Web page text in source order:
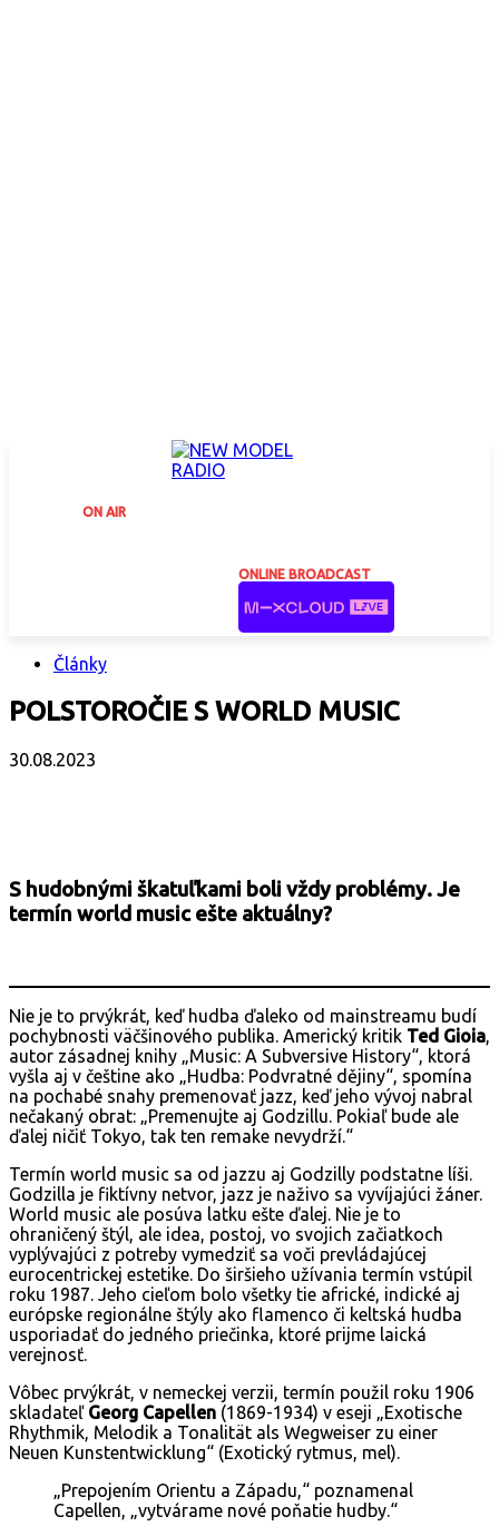
ON AIR
ONLINE BROADCAST
Články
POLSTOROČIE S WORLD MUSIC
30.08.2023
S hudobnými škatuľkami boli vždy problémy. Je
termín world music ešte aktuálny?
Nie je to prvýkrát, keď hudba ďaleko od mainstreamu budí
pochybnosti väčšinového publika. Americký kritik Ted Gioia,
autor zásadnej knihy „Music: A Subversive History“, ktorá
vyšla aj v češtine ako „Hudba: Podvratné dějiny“, spomína
na pochabé snahy premenovať jazz, keď jeho vývoj nabral
nečakaný obrat: „Premenujte aj Godzillu. Pokiaľ bude ale
ďalej ničiť Tokyo, tak ten remake nevydrží.“
Termín world music sa od jazzu aj Godzilly podstatne líši.
Godzilla je fiktívny netvor, jazz je naživo sa vyvíjajúci žáner.
World music ale posúva latku ešte ďalej. Nie je to
ohraničený štýl, ale idea, postoj, vo svojich začiatkoch
vyplývajúci z potreby vymedziť sa voči prevládajúcej
eurocentrickej estetike. Do širšieho užívania termín vstúpil
roku 1987. Jeho cieľom bolo všetky tie africké, indické aj
európske regionálne štýly ako flamenco či keltská hudba
usporiadať do jedného priečinka, ktoré prijme laická
verejnosť.
Vôbec prvýkrát, v nemeckej verzii, termín použil roku 1906
skladateľ Georg Capellen (1869-1934) v eseji „Exotische
Rhythmik, Melodik a Tonalität als Wegweiser zu einer
Neuen Kunstentwicklung“ (Exotický rytmus, mel).
„Prepojením Orientu a Západu,“ poznamenal
Capellen, „vytvárame nové poňatie hudby.“